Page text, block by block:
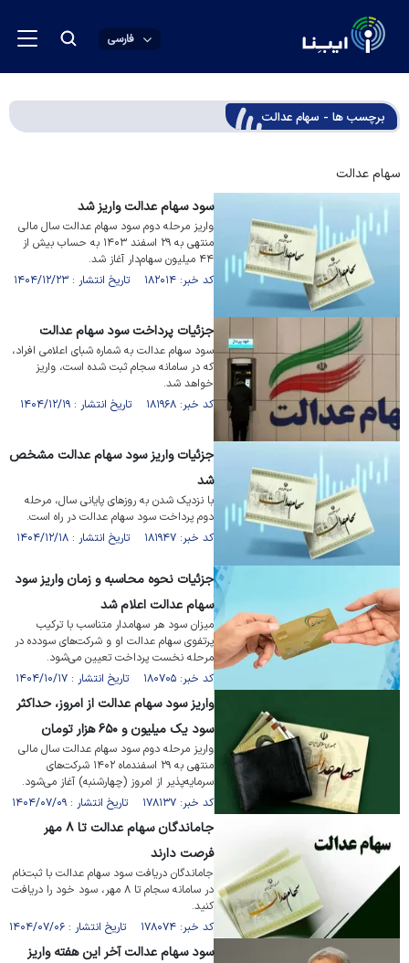
فارسی
برچسب ها - سهام عدالت
سهام عدالت
سود سهام عدالت واریز شد
واریز مرحله دوم سود سهام عدالت سال مالی
منتهی به ۲۹ اسفند ۱۴۰۳ به حساب بیش از
۴۴ میلیون سهام‌دار آغاز شد.
کد خبر: ۱۸۲۰۱۴ تاریخ انتشار : ۱۴۰۴/۱۲/۲۳
جزئیات پرداخت سود سهام عدالت
سود سهام عدالت به شماره شبای اعلامی افراد،
که در سامانه سجام ثبت شده است، واریز
خواهد شد.
کد خبر: ۱۸۱۹۶۸ تاریخ انتشار : ۱۴۰۴/۱۲/۱۹
جزئیات واریز سود سهام عدالت مشخص
شد
با نزدیک شدن به روز‌های پایانی سال، مرحله
دوم پرداخت سود سهام عدالت در راه است.
کد خبر: ۱۸۱۹۴۷ تاریخ انتشار : ۱۴۰۴/۱۲/۱۸
جزئیات نحوه محاسبه و زمان واریز سود
سهام عدالت اعلام شد
میزان سود هر سهامدار متناسب با ترکیب
پرتفوی سهام عدالت او و شرکت‌های سودده در
مرحله نخست پرداخت تعیین می‌شود.
کد خبر: ۱۸۰۷۰۵ تاریخ انتشار : ۱۴۰۴/۱۰/۱۷
واریز سود سهام عدالت از امروز، حداکثر
سود یک میلیون و ۶۵۰ هزار تومان
واریز مرحله دوم سود سهام عدالت سال مالی
منتهی به ۲۹ اسفندماه ۱۴۰۲ شرکت‌های
سرمایه‌پذیر از امروز (چهارشنبه) آغاز می‌شود.
کد خبر: ۱۷۸۱۳۷ تاریخ انتشار : ۱۴۰۴/۰۷/۰۹
جاماندگان سهام عدالت تا ۸ مهر
فرصت دارند
جاماندگان دریافت سود سهام عدالت با ثبت‌نام
در سامانه سجام تا ۸ مهر، سود خود را دریافت
کنید.
کد خبر: ۱۷۸۰۷۴ تاریخ انتشار : ۱۴۰۴/۰۷/۰۶
سود سهام عدالت آخر این هفته واریز